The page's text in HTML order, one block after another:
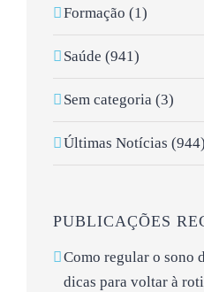
Formação (1)
Saúde (941)
Sem categoria (3)
Últimas Notícias (944)
PUBLICAÇÕES
Como regular o sono
dicas para voltar à